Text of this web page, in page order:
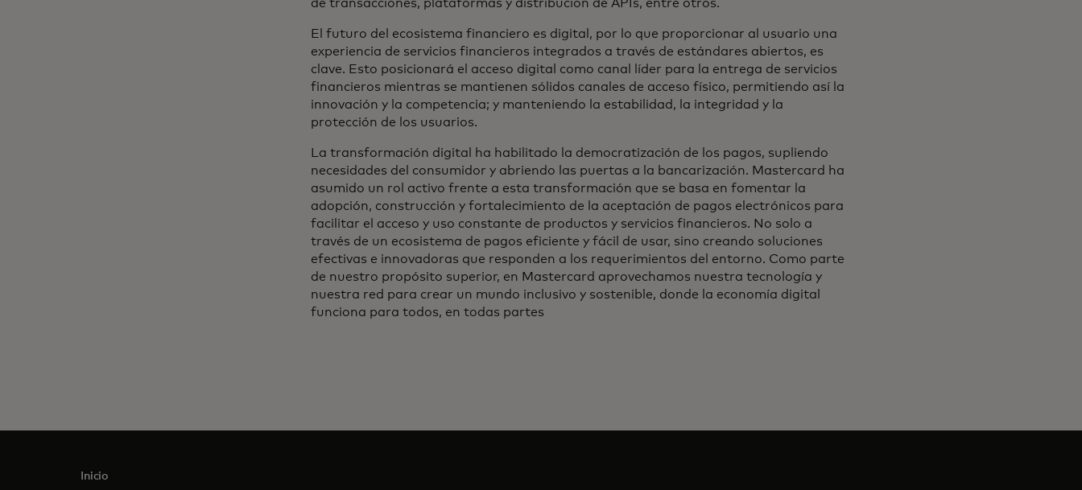
de transacciones, plataformas y distribución de APIs, entre otros.
El futuro del ecosistema financiero es digital, por lo que proporcionar al usuario una
experiencia de servicios financieros integrados a través de estándares abiertos, es
clave. Esto posicionará el acceso digital como canal líder para la entrega de servicios
financieros mientras se mantienen sólidos canales de acceso físico, permitiendo así la
innovación y la competencia; y manteniendo la estabilidad, la integridad y la
protección de los usuarios.
La transformación digital ha habilitado la democratización de los pagos, supliendo
necesidades del consumidor y abriendo las puertas a la bancarización. Mastercard ha
asumido un rol activo frente a esta transformación que se basa en fomentar la
adopción, construcción y fortalecimiento de la aceptación de pagos electrónicos para
facilitar el acceso y uso constante de productos y servicios financieros. No solo a
través de un ecosistema de pagos eficiente y fácil de usar, sino creando soluciones
efectivas e innovadoras que responden a los requerimientos del entorno. Como parte
de nuestro propósito superior, en Mastercard aprovechamos nuestra tecnología y
nuestra red para crear un mundo inclusivo y sostenible, donde la economía digital
funciona para todos, en todas partes
Inicio